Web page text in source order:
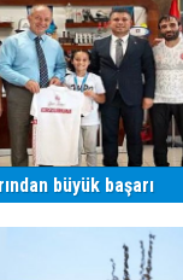
büyük başarı